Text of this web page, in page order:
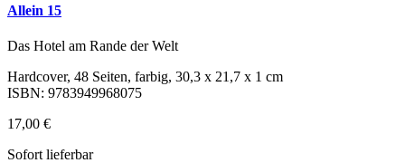
Allein 15
Das Hotel am Rande der Welt
Hardcover, 48 Seiten, farbig, 30,3 x 21,7 x 1 cm
ISBN: 9783949968075
17,00 €
Sofort lieferbar